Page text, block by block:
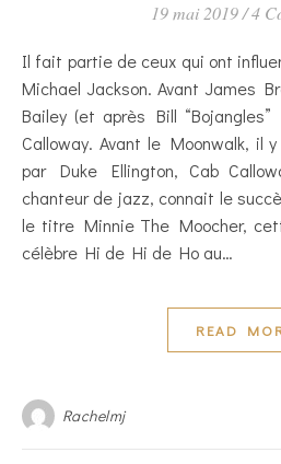
19 mai 2019/4
Il fait partie de ceux qui ont influencé les chorégraphies de
Michael Jackson. Avant James
Bailey (et après Bill
Calloway. Avant le Moonwalk, il
par Duke Ellington, Cab
chanteur de jazz, connait le
le titre Minnie The Moocher,
célèbre Hi de Hi de Ho au…
READ
Rachelmj